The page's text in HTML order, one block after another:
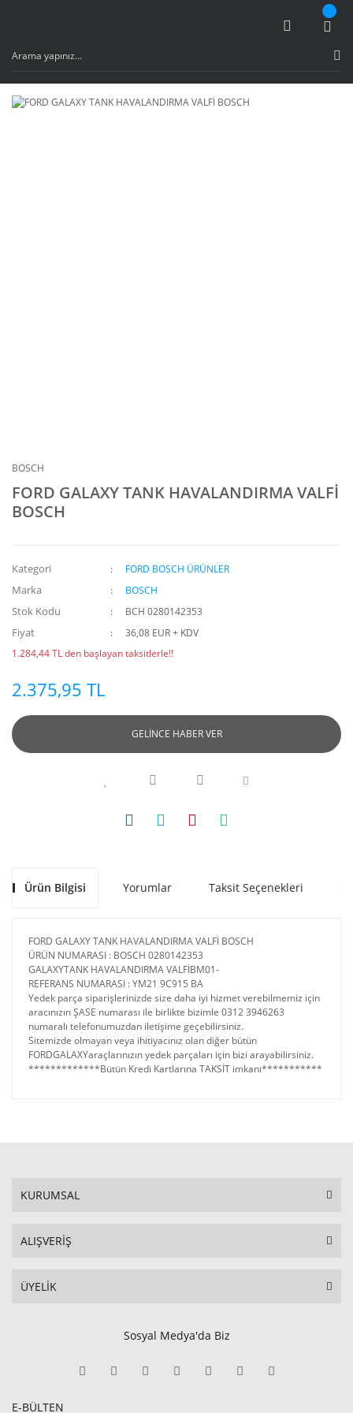
BOSCH
FORD GALAXY TANK HAVALANDIRMA VALFİ
BOSCH
Kategori FORD BOSCH ÜRÜNLER
Marka BOSCH
Stok Kodu BCH 0280142353
Fiyat
36,08 EUR + KDV
1.284,44 TL den başlayan taksitlerle!!
2.375,95 TL
GELİNCE HABER VER
Ürün Bilgisi Yorumlar Taksit Seçenekleri
FORD GALAXY TANK HAVALANDIRMA VALFİ BOSCH
ÜRÜN NUMARASI : BOSCH 0280142353
GALAXYTANK HAVALANDIRMA VALFİBM01-
REFERANS NUMARASI : YM21 9C915 BA
Yedek parça siparişlerinizde size daha iyi hizmet verebilmemiz için
aracınızın ŞASE numarası ile birlikte bizimle 0312 3946263
numaralı telefonumuzdan iletişime geçebilirsiniz.
Sitemizde olmayan veya ihitiyacınız olan diğer bütün
FORDGALAXYaraçlarınızın yedek parçaları için bizi arayabilirsiniz.
*************Bütün Kredi Kartlarına TAKSİT imkanı***********
KURUMSAL
ALIŞVERİŞ
ÜYELİK
Sosyal Medya'da Biz
E-BÜLTEN